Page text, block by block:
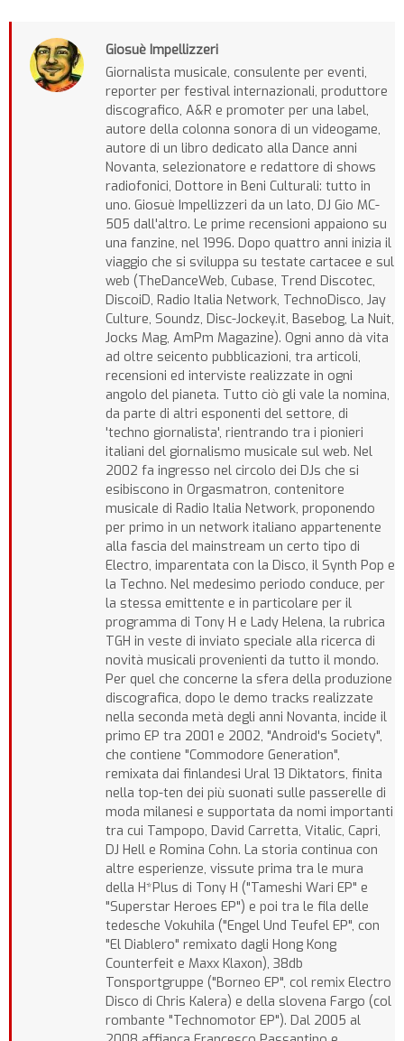
Giosuè Impellizzeri
Giornalista musicale, consulente per eventi,
reporter per festival internazionali, produttore
discografico, A&R e promoter per una label,
autore della colonna sonora di un videogame,
autore di un libro dedicato alla Dance anni
Novanta, selezionatore e redattore di shows
radiofonici, Dottore in Beni Culturali: tutto in
uno. Giosuè Impellizzeri da un lato, DJ Gio MC-
505 dall'altro. Le prime recensioni appaiono su
una fanzine, nel 1996. Dopo quattro anni inizia il
viaggio che si sviluppa su testate cartacee e sul
web (TheDanceWeb, Cubase, Trend Discotec,
DiscoiD, Radio Italia Network, TechnoDisco, Jay
Culture, Soundz, Disc-Jockey.it, Basebog, La Nuit,
Jocks Mag, AmPm Magazine). Ogni anno dà vita
ad oltre seicento pubblicazioni, tra articoli,
recensioni ed interviste realizzate in ogni
angolo del pianeta. Tutto ciò gli vale la nomina,
da parte di altri esponenti del settore, di
'techno giornalista', rientrando tra i pionieri
italiani del giornalismo musicale sul web. Nel
2002 fa ingresso nel circolo dei DJs che si
esibiscono in Orgasmatron, contenitore
musicale di Radio Italia Network, proponendo
per primo in un network italiano appartenente
alla fascia del mainstream un certo tipo di
Electro, imparentata con la Disco, il Synth Pop e
la Techno. Nel medesimo periodo conduce, per
la stessa emittente e in particolare per il
programma di Tony H e Lady Helena, la rubrica
TGH in veste di inviato speciale alla ricerca di
novità musicali provenienti da tutto il mondo.
Per quel che concerne la sfera della produzione
discografica, dopo le demo tracks realizzate
nella seconda metà degli anni Novanta, incide il
primo EP tra 2001 e 2002, "Android's Society",
che contiene "Commodore Generation",
remixata dai finlandesi Ural 13 Diktators, finita
nella top-ten dei più suonati sulle passerelle di
moda milanesi e supportata da nomi importanti
tra cui Tampopo, David Carretta, Vitalic, Capri,
DJ Hell e Romina Cohn. La storia continua con
altre esperienze, vissute prima tra le mura
della H*Plus di Tony H ("Tameshi Wari EP" e
"Superstar Heroes EP") e poi tra le fila delle
tedesche Vokuhila ("Engel Und Teufel EP", con
"El Diablero" remixato dagli Hong Kong
Counterfeit e Maxx Klaxon), 38db
Tonsportgruppe ("Borneo EP", col remix Electro
Disco di Chris Kalera) e della slovena Fargo (col
rombante "Technomotor EP"). Dal 2005 al